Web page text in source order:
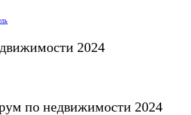
2024
по недвижимости 2024